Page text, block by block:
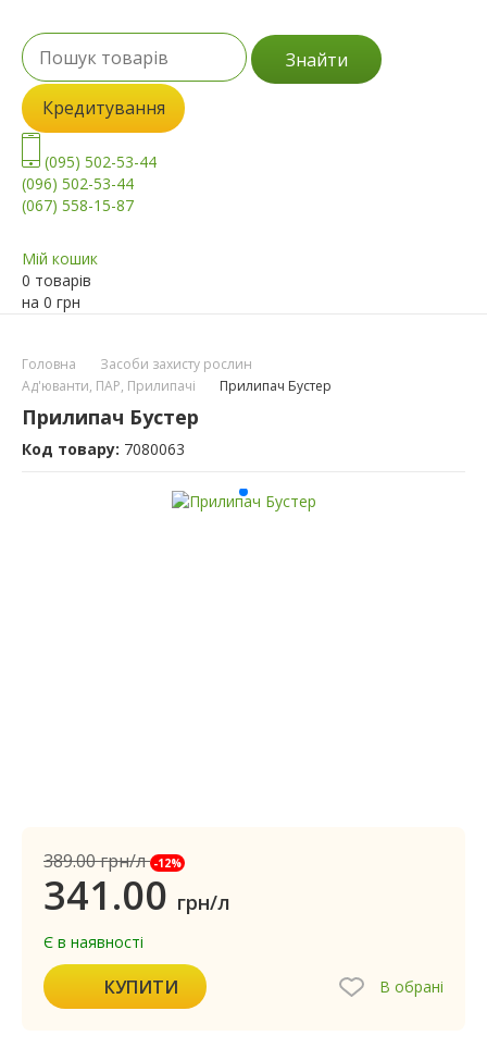
Знайти
Кредитування
(095) 502-53-44
(096) 502-53-44
(067) 558-15-87
Мій кошик
0 товарів
на 0 грн
Головна
Засоби захисту рослин
Ад'юванти, ПАР, Прилипачі
Прилипач Бустер
Прилипач Бустер
Код товару: 7080063
389.00грн/л -12%
341.00 грн/л
Є в наявності
КУПИТИ В обрані